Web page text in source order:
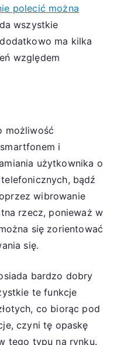
polecić można
wszystkie
ma kilka
względem
możliwość
i
użytkownika o
bądź
wibrowanie
rzecz, ponieważ w
się zorientować
się.
bardzo dobry
te funkcje
co biorąc pod
czyni tę opaskę
tego typu na rynku.